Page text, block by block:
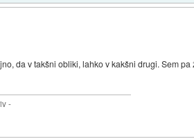
da v takšni obliki, lahko v kakšni drugi. Sem
-